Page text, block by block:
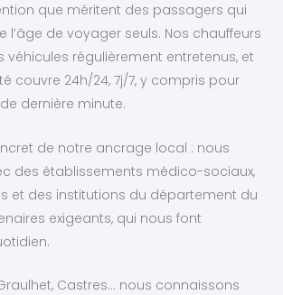
que méritent des passagers qui
l’âge de voyager seuls. Nos chauffeurs
véhicules régulièrement entretenus, et
couvre 24h/24, 7j/7, y compris pour
dernière minute.
de notre ancrage local : nous
des établissements médico-sociaux,
et des institutions du département du
exigeants, qui nous font
Castres… nous connaissons